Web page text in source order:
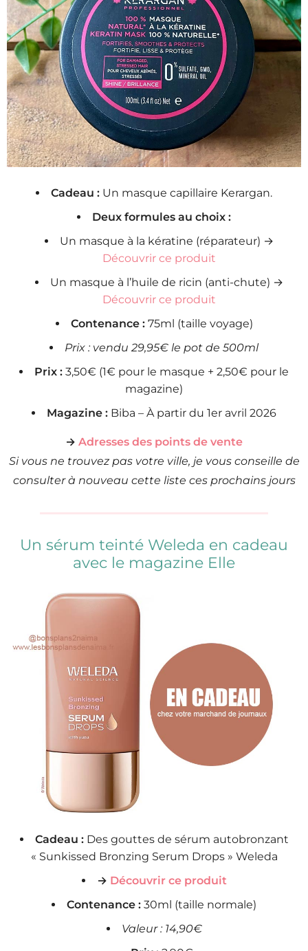
Cadeau : Un masque capillaire Kerargan.
Deux formules au choix :
Un masque à la kératine (réparateur) →
Découvrir ce produit
Un masque à l’huile de ricin (anti-chute) →
Découvrir ce produit
Contenance :75ml (taille voyage)
Prix : vendu 29,95€ le pot de 500ml
Prix : 3,50€ (1€ pour le masque + 2,50€ pour le
magazine)
Magazine : Biba – À partir du 1er avril 2026
→ Adresses des points de vente
Si vous ne trouvez pas votre ville, je vous conseille de
consulter à nouveau cette liste ces prochains jours
Un sérum teinté Weleda en cadeau
avec le magazine Elle
Cadeau :Des gouttes de sérum autobronzant
« Sunkissed Bronzing Serum Drops » Weleda
→ Découvrir ce produit
Contenance : 30ml (taille normale)
Valeur : 14,90€